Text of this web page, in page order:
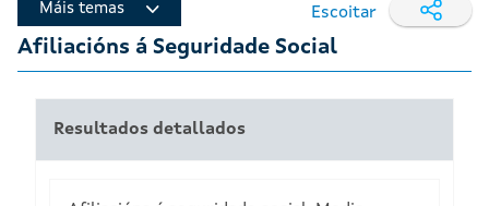
Máis temas Escoitar
Afiliacións á Seguridade Social
Resultados detallados